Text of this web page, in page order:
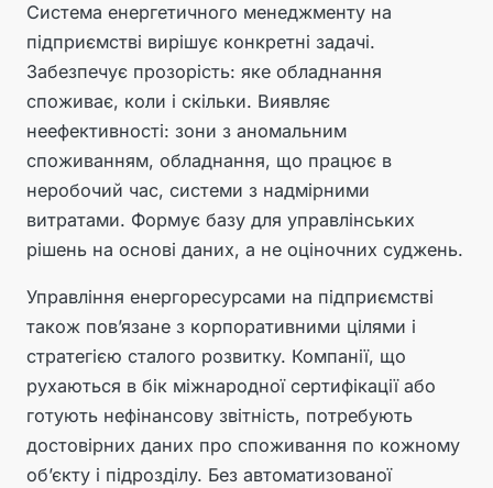
Система енергетичного менеджменту на
підприємстві вирішує конкретні задачі.
Забезпечує прозорість: яке обладнання
споживає, коли і скільки. Виявляє
неефективності: зони з аномальним
споживанням, обладнання, що працює в
неробочий час, системи з надмірними
витратами. Формує базу для управлінських
рішень на основі даних, а не оціночних суджень.
Управління енергоресурсами на підприємстві
також пов’язане з корпоративними цілями і
стратегією сталого розвитку. Компанії, що
рухаються в бік міжнародної сертифікації або
готують нефінансову звітність, потребують
достовірних даних про споживання по кожному
об’єкту і підрозділу. Без автоматизованої